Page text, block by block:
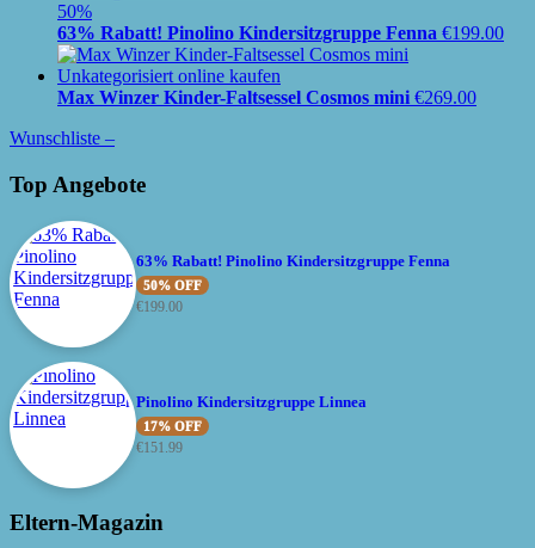
50%
63% Rabatt! Pinolino Kindersitzgruppe Fenna €199.00
Max Winzer Kinder-Faltsessel Cosmos mini €269.00
Wunschliste –
Top Angebote
63% Rabatt! Pinolino Kindersitzgruppe Fenna
50% OFF
€199.00
Pinolino Kindersitzgruppe Linnea
17% OFF
€151.99
Eltern-Magazin